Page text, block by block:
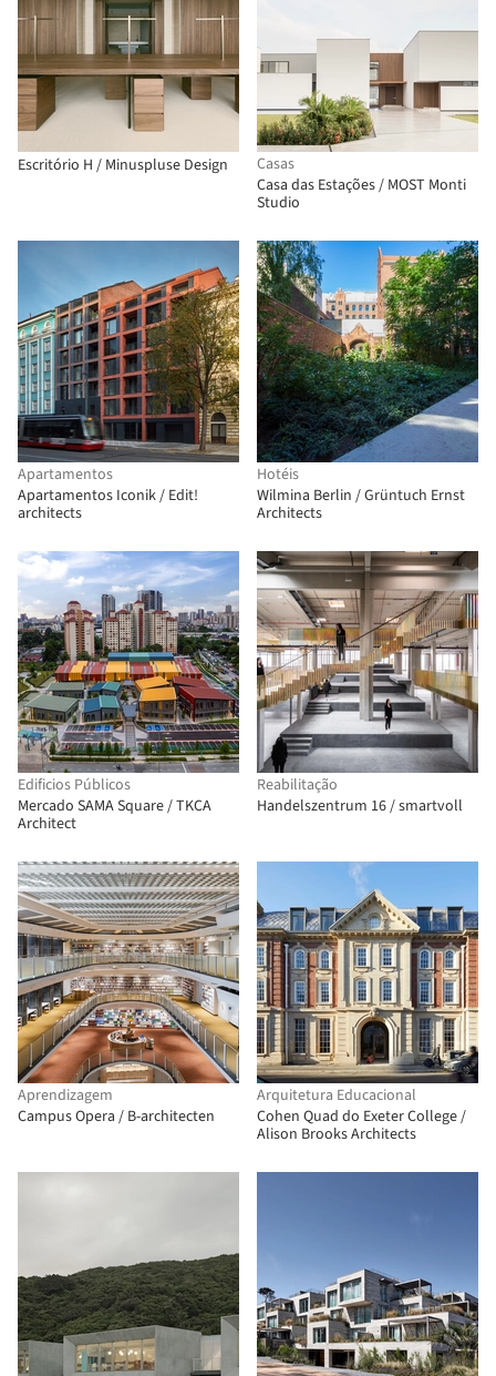
Escritório H / Minuspluse Design
Casas
Casa das Estações / MOST Monti
Studio
Apartamentos
Apartamentos Iconik / Edit!
architects
Hotéis
Wilmina Berlin / Grüntuch Ernst
Architects
Edificios Públicos
Mercado SAMA Square / TKCA
Architect
Reabilitação
Handelszentrum 16 / smartvoll
Aprendizagem
Campus Opera / B-architecten
Arquitetura Educacional
Cohen Quad do Exeter College /
Alison Brooks Architects